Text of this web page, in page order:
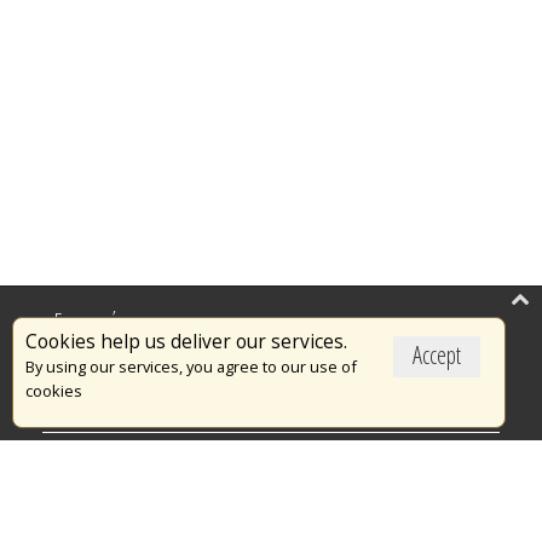
Accept
Cookies help us deliver our services.
By using our services, you agree to our use of
cookies
Επικαιρότητα
Το Πυροσβεστικό Σώμα